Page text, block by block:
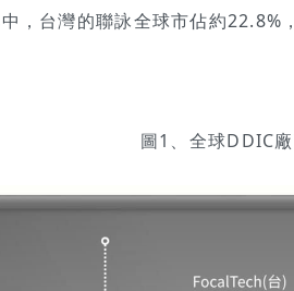
，台灣的聯詠全球市佔約
圖1、全球DDIC